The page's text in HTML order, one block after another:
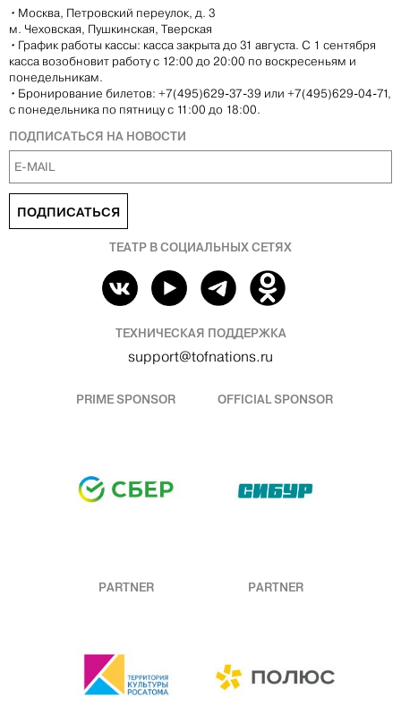
• Москва, Петровский переулок, д. 3
м. Чеховская, Пушкинская, Тверская
• График работы кассы: касса закрыта до 31 августа. С 1 сентября
касса возобновит работу с 12:00 до 20:00 по воскресеньям и
понедельникам.
• Бронирование билетов: +7(495)629-37-39 или +7(495)629-04-71,
с понедельника по пятницу с 11:00 до 18:00.
ПОДПИСАТЬСЯ НА НОВОСТИ
ПОДПИСАТЬСЯ
ТЕАТР В СОЦИАЛЬНЫХ СЕТЯХ
ТЕХНИЧЕСКАЯ ПОДДЕРЖКА
support@tofnations.ru
PRIME SPONSOR OFFICIAL SPONSOR
PARTNER PARTNER